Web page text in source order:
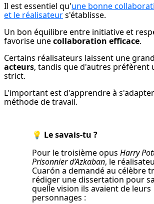
Il est essentiel qu'une bonne
et le réalisateur s'établisse.
Un bon équilibre entre initiative et
favorise une collaboration efficace.
Certains réalisateurs laissent une
acteurs, tandis que d'autres préfèrent
strict.
L'important est d'apprendre à
méthode de travail.
💡 Le savais-tu ?
Pour le troisième opus Harry
Prisonnier d’Azkaban, le
Cuarón a demandé au célèbre
rédiger une dissertation pour
quelle vision ils avaient de leurs
personnages :